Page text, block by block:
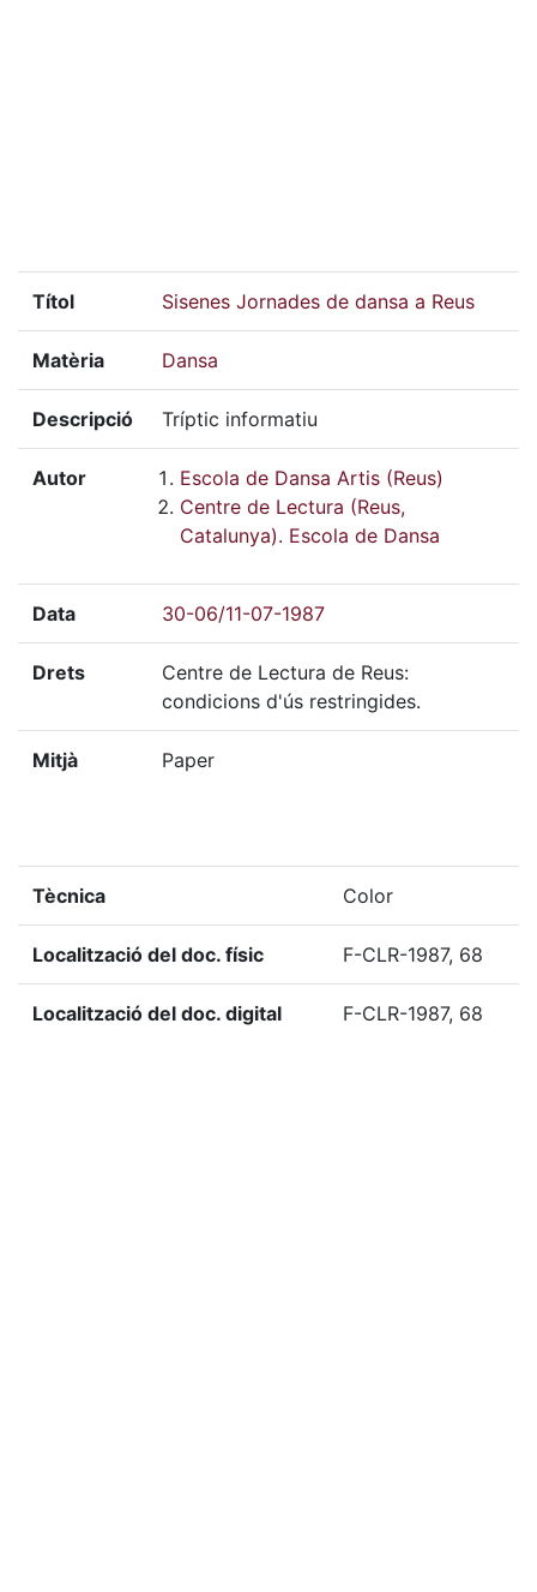
Títol Sisenes Jornades de dansa a Reus
Matèria Dansa
Descripció Tríptic informatiu
Autor
Escola de Dansa Artis (Reus)
Centre de Lectura (Reus,
Catalunya). Escola de Dansa
Data 30-06/11-07-1987
Drets
Centre de Lectura de Reus:
condicions d'ús restringides.
Mitjà Paper
Tècnica Color
Localització del doc. físic F-CLR-1987, 68
Localització del doc. digital F-CLR-1987, 68